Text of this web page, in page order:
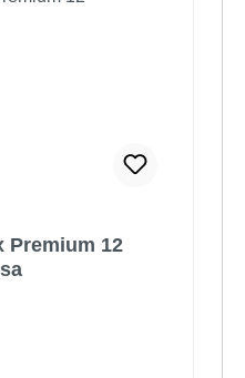
Premium 12